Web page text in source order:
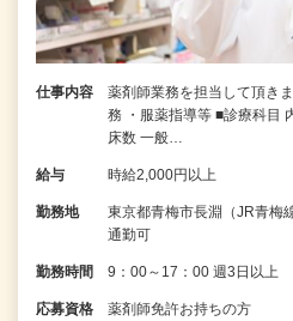
仕事内容
薬剤師業務を担当して頂き
務 ・服薬指導等 ■診療科目
床数 一般…
給与 時給2,000円以上
勤務地
東京都青梅市長淵（JR青
通勤可
勤務時間 9：00～17：00 週3日以上
応募資格 薬剤師免許お持ちの方